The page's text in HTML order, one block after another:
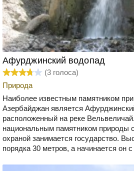
Афурджинский водопад
(3 голоса)
Природа
Наиболее известным памятником
Азербайджан является
расположенный на реке
национальным памятником природы
охраной занимается государство.
порядка 30 метров, а начинается он с